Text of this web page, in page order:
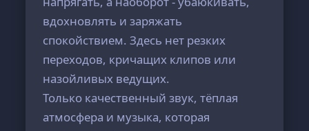
вдохновлять и заряжать
спокойствием. Здесь нет резких
переходов, кричащих клипов или
назойливых ведущих.
Только качественный звук, тёплая
атмосфера и музыка, которая